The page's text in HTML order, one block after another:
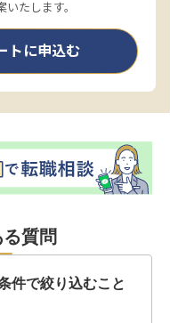
たします。
トに申込む
質問
件で絞り込むこと